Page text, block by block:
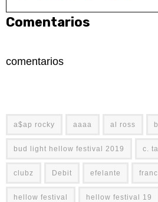
Comentarios
comentarios
a$ap rocky aaaa al ross
bud light hellow festival 2019 c.
clubz Debit efelante
hellow festival hellow festival 19